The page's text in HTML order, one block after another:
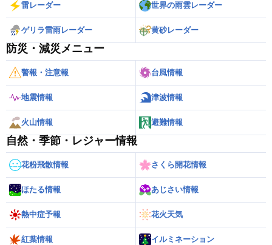
雷レーダー 世界の雨雲レーダー
ゲリラ雷雨レーダー 黄砂レーダー
防災・減災メニュー
警報・注意報 台風情報
地震情報 津波情報
火山情報 避難情報
自然・季節・レジャー情報
花粉飛散情報 さくら開花情報
ほたる情報 あじさい情報
熱中症予報 花火天気
紅葉情報 イルミネーション